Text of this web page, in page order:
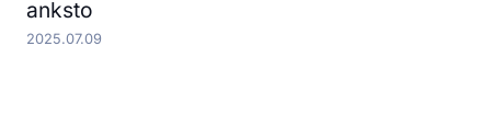
anksto
2025.07.09